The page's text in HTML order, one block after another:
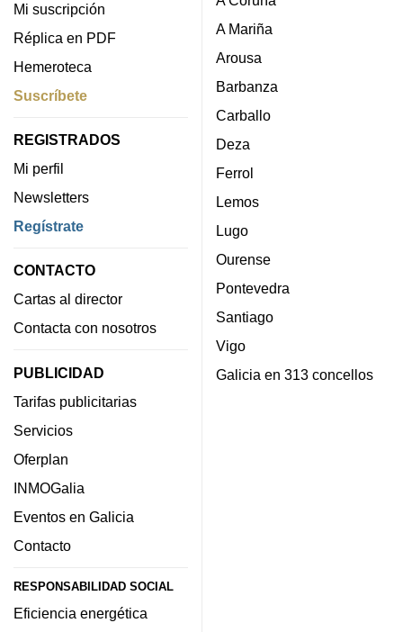
Mi suscripción
Réplica en PDF
Hemeroteca
Suscríbete
REGISTRADOS
Mi perfil
Newsletters
Regístrate
CONTACTO
Cartas al director
Contacta con nosotros
PUBLICIDAD
Tarifas publicitarias
Servicios
Oferplan
INMOGalia
Eventos en Galicia
Contacto
RESPONSABILIDAD SOCIAL
Eficiencia energética
A Mariña
Arousa
Barbanza
Carballo
Deza
Ferrol
Lemos
Lugo
Ourense
Pontevedra
Santiago
Vigo
Galicia en 313 concellos